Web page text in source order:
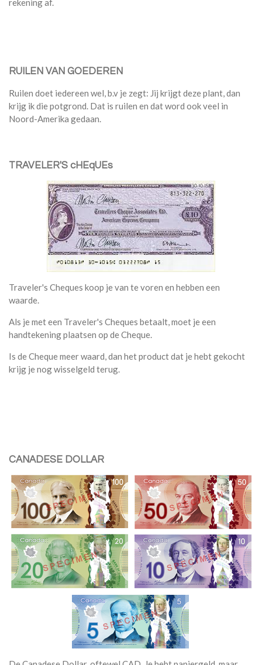
rekening af.
RUILEN VAN GOEDEREN
Ruilen doet iedereen wel, b.v je zegt: Jij krijgt deze plant, dan
krijg ik die potgrond. Dat is ruilen en dat word ook veel in
Noord-Amerika gedaan.
TRAVELER'S cHEqUEs
Traveler's Cheques koop je van te voren en hebben een
waarde.
Als je met een Traveler's Cheques betaalt, moet je een
handtekening plaatsen op de Cheque.
Is de Cheque meer waard, dan het product dat je hebt gekocht
krijg je nog wisselgeld terug.
CANADESE DOLLAR